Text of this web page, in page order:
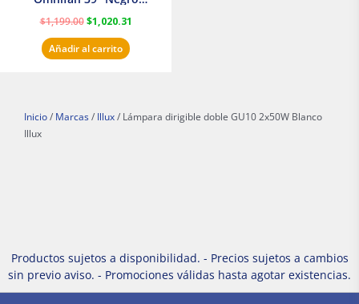
$1,199.00 $1,020.31
Añadir al carrito
Inicio / Marcas / Illux / Lámpara dirigible doble GU10 2x50W Blanco
Illux
Productos sujetos a disponibilidad. - Precios sujetos a cambios
sin previo aviso. - Promociones válidas hasta agotar existencias.